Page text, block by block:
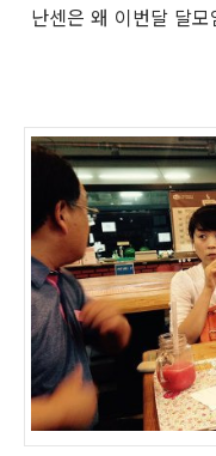
난센은 왜 이번달 달